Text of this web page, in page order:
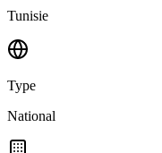
Tunisie
Type
National